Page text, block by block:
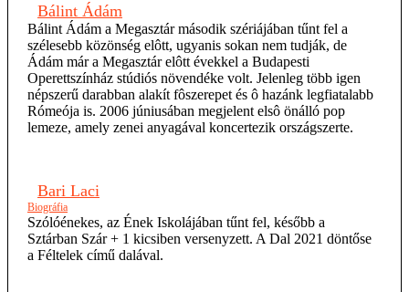
Bálint Ádám
Bálint Ádám a Megasztár második szériájában tűnt fel a
szélesebb közönség elôtt, ugyanis sokan nem tudják, de
Ádám már a Megasztár elôtt évekkel a Budapesti
Operettszínház stúdiós növendéke volt. Jelenleg több igen
népszerű darabban alakít fôszerepet és ô hazánk legfiatalabb
Rómeója is. 2006 júniusában megjelent elsô önálló pop
lemeze, amely zenei anyagával koncertezik országszerte.
Bari Laci
Biográfia
Szólóénekes, az Ének Iskolájában tűnt fel, később a
Sztárban Szár + 1 kicsiben versenyzett. A Dal 2021 döntőse
a Féltelek című dalával.